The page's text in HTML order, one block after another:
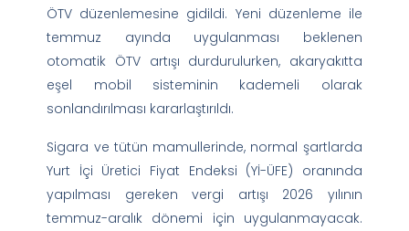
ÖTV düzenlemesine gidildi. Yeni düzenleme ile
temmuz ayında uygulanması beklenen
otomatik ÖTV artışı durdurulurken, akaryakıtta
eşel mobil sisteminin kademeli olarak
sonlandırılması kararlaştırıldı.
Sigara ve tütün mamullerinde, normal şartlarda
Yurt İçi Üretici Fiyat Endeksi (Yİ-ÜFE) oranında
yapılması gereken vergi artışı 2026 yılının
temmuz-aralık dönemi için uygulanmayacak.